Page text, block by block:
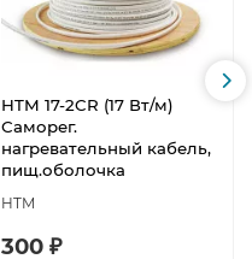
HTM 17-2CR (17 Вт/м)
Саморег.
нагревательный кабель,
пищ.оболочка
HTM
300 ₽